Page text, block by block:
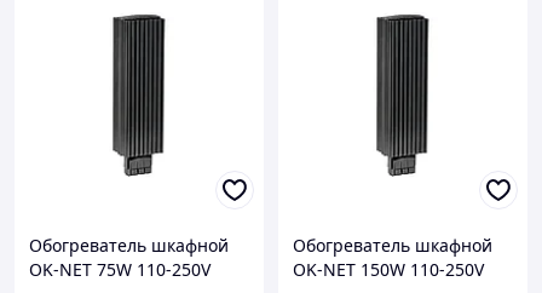
Обогреватель шкафной
OK-NET 75W 110-250V
Обогреватель шкафной
OK-NET 150W 110-250V